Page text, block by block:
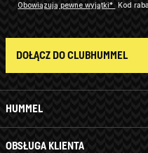
HUMMEL
OBSŁUGA KLIENTA
Obowiązują pewne wyjątki*
Kod
DOŁĄCZ DO CLUBHUMMEL